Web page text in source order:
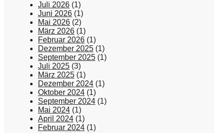
Juli 2026 (1)
Juni 2026 (1)
Mai 2026 (2)
März 2026 (1)
Februar 2026 (1)
Dezember 2025 (1)
September 2025 (1)
Juli 2025 (3)
März 2025 (1)
Dezember 2024 (1)
Oktober 2024 (1)
September 2024 (1)
Mai 2024 (1)
April 2024 (1)
Februar 2024 (1)